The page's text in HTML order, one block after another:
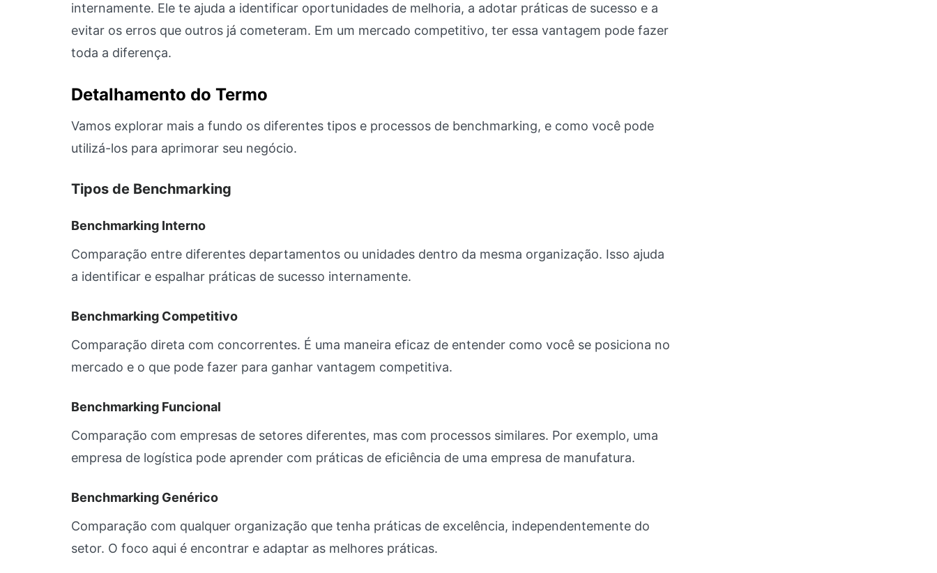
internamente. Ele te ajuda a identificar oportunidades de melhoria, a adotar práticas de sucesso e a
evitar os erros que outros já cometeram. Em um mercado competitivo, ter essa vantagem pode fazer
toda a diferença.
Detalhamento do Termo
Vamos explorar mais a fundo os diferentes tipos e processos de benchmarking, e como você pode
utilizá-los para aprimorar seu negócio.
Tipos de Benchmarking
Benchmarking Interno
Comparação entre diferentes departamentos ou unidades dentro da mesma organização. Isso ajuda
a identificar e espalhar práticas de sucesso internamente.
Benchmarking Competitivo
Comparação direta com concorrentes. É uma maneira eficaz de entender como você se posiciona no
mercado e o que pode fazer para ganhar vantagem competitiva.
Benchmarking Funcional
Comparação com empresas de setores diferentes, mas com processos similares. Por exemplo, uma
empresa de logística pode aprender com práticas de eficiência de uma empresa de manufatura.
Benchmarking Genérico
Comparação com qualquer organização que tenha práticas de excelência, independentemente do
setor. O foco aqui é encontrar e adaptar as melhores práticas.